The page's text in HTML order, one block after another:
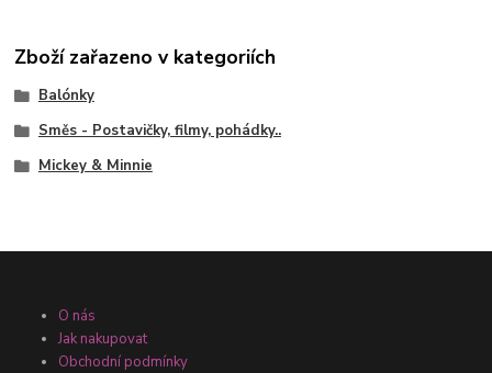
Zboží zařazeno v kategoriích
Balónky
Směs - Postavičky, filmy, pohádky..
Mickey & Minnie
O nás
Jak nakupovat
Obchodní podmínky